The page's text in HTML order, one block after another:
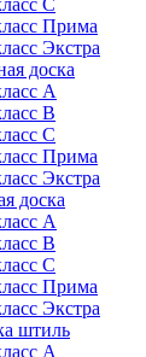
C
Прима
Экстра
доска
А
B
C
Прима
Экстра
доска
А
B
C
Прима
Экстра
штиль
А